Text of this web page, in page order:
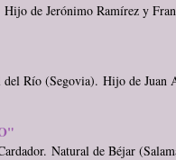
de Jerónimo Ramírez y
del Río (Segovia). Hijo de Juan
Natural de Béjar